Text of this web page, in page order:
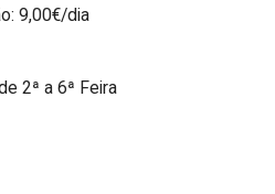
9,00€/dia
2ª a 6ª Feira